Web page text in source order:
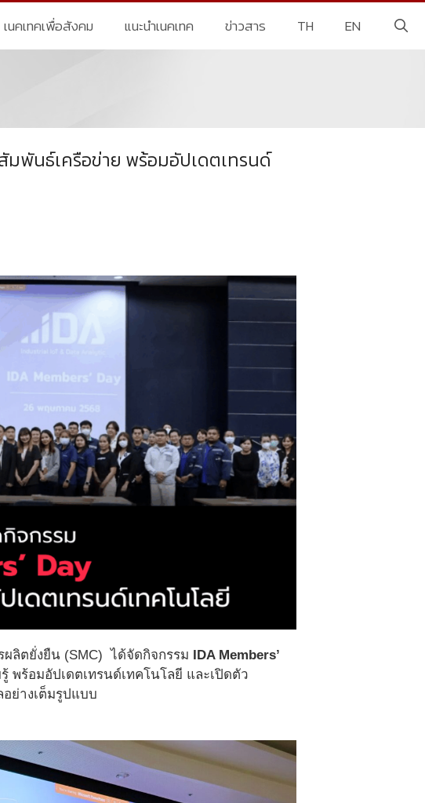
เนคเทคเพื่อสังคม แนะนำเนคเทค ข่าวสาร TH EN
สัมพันธ์เครือข่าย พร้อมอัปเดตเทรนด์
ลิตยั่งยืน (SMC) ได้จัดกิจกรรม
IDA Members’
ร้อมอัปเดตเทรนด์เทคโนโลยี และเปิดตัว
ย่างเต็มรูปแบบ